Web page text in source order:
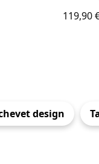
119,90
design